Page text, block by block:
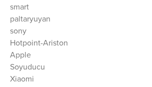
smart
paltaryuyan
sony
Hotpoint-Ariston
Apple
Soyuducu
Xiaomi